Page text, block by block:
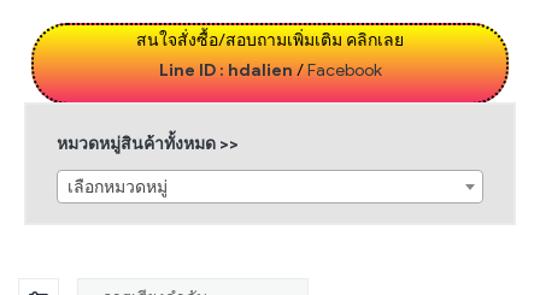
สนใจสั่งซื้อ/สอบถามเพิ่มเติม คลิกเลย
Line ID : hdalien/Facebook
หมวดหมู่สินค้าทั้งหมด >>
เลือกหมวดหมู่